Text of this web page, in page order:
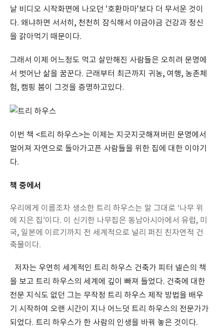
날 비디오 시작화면에 나오던 '호환마마'보다 더 무서운 것이
다. 왜냐하면 서서히, 천천히 잠식해서 야금야금 건강과 정신
을 갉아먹기 때문이다.
그래서 이제 어느정도 먹고 살만해진 사람들은 오히려 문명에
서 벗어난 삶을 꿈꾼다. 근래부터 최근까지 귀농, 여행, 농촌체
험, 캠핑 붐이 그것을 증명하고있다.
이번 책 <트리 하우스>는 이제는 지긋지긋해져버린 문명에서
멀어져 자연으로 돌아가고픈 사람들을 위한 집에 대한 이야기
다.
책 중에서
우리에게 이름조차 생소한 트리 하우스는 말 그대로 ‘나무 위
에 지은 집’이다. 이 신기한 나무집은 동남아시아에서 유럽, 미
국, 일본에 이르기까지 전 세계적으로 널리 퍼진 친자연적 건
축물이다.
저자는 우연히 세계적인 트리 하우스 건축가 피터 넬슨의 책
을 보고 트리 하우스의 세계에 깊이 빠져 들었다. 건축에 대한
전문 지식도 없던 그는 무작정 트리 하우스 제작 방법을 배우
기 시작하여 오랜 시간이 지나 어느덧 트리 하우스의 전문가가
되었다. 트리 하우스가 한 사람의 인생을 바꿔 놓은 것이다.